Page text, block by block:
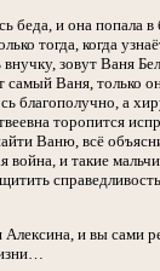
беда, и она попала
тогда, когда
зовут Ваня
самый Ваня, только
благополучно, а
торопится
Ваню, всё
война, и такие
и вы сами